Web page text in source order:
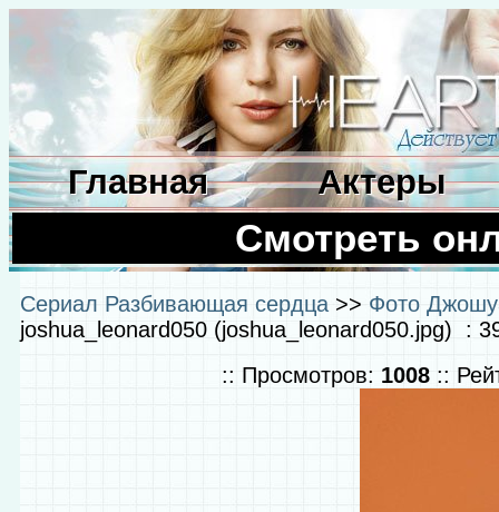
Главная Актеры
Смотреть
Сериал Разбивающая сердца >> Фото
joshua_leonard050 (joshua_leonard050.jpg) :
:: Просмотров: 1008::